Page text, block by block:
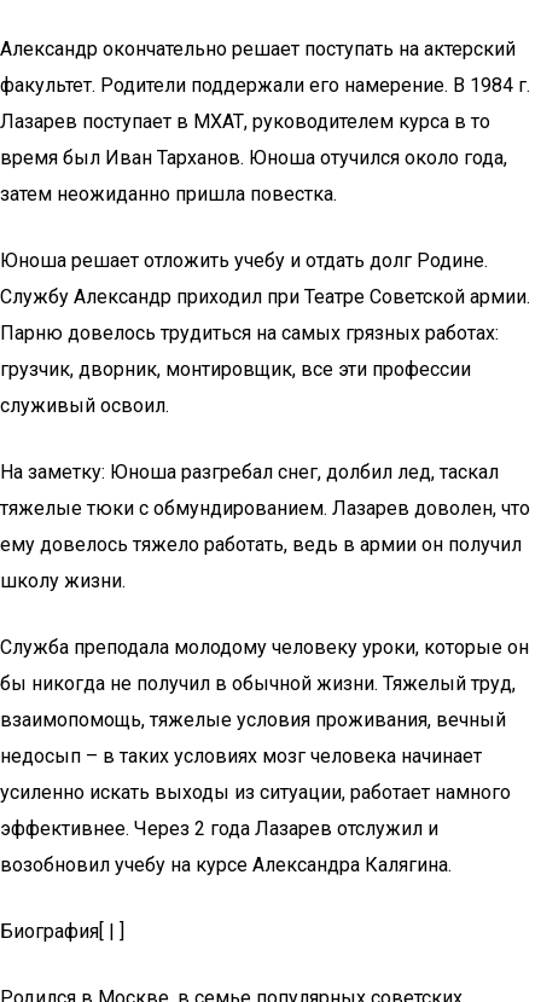
Александр окончательно решает поступать на актерский
факультет. Родители поддержали его намерение. В 1984 г.
Лазарев поступает в МХАТ, руководителем курса в то
время был Иван Тарханов. Юноша отучился около года,
затем неожиданно пришла повестка.
Юноша решает отложить учебу и отдать долг Родине.
Службу Александр приходил при Театре Советской армии.
Парню довелось трудиться на самых грязных работах:
грузчик, дворник, монтировщик, все эти профессии
служивый освоил.
На заметку: Юноша разгребал снег, долбил лед, таскал
тяжелые тюки с обмундированием. Лазарев доволен, что
ему довелось тяжело работать, ведь в армии он получил
школу жизни.
Служба преподала молодому человеку уроки, которые он
бы никогда не получил в обычной жизни. Тяжелый труд,
взаимопомощь, тяжелые условия проживания, вечный
недосып – в таких условиях мозг человека начинает
усиленно искать выходы из ситуации, работает намного
эффективнее. Через 2 года Лазарев отслужил и
возобновил учебу на курсе Александра Калягина.
Биография[ | ]